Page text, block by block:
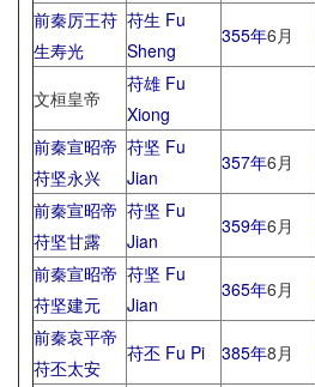
前秦厉王苻
生寿光
苻生 Fu
Sheng
355年6月
文桓皇帝
苻雄 Fu
Xiong
前秦宣昭帝
苻坚永兴
苻坚 Fu
Jian
357年6月
前秦宣昭帝
苻坚甘露
苻坚 Fu
Jian
359年6月
前秦宣昭帝
苻坚建元
苻坚 Fu
Jian
365年6月
前秦哀平帝
苻丕太安
苻丕 Fu Pi 385年8月